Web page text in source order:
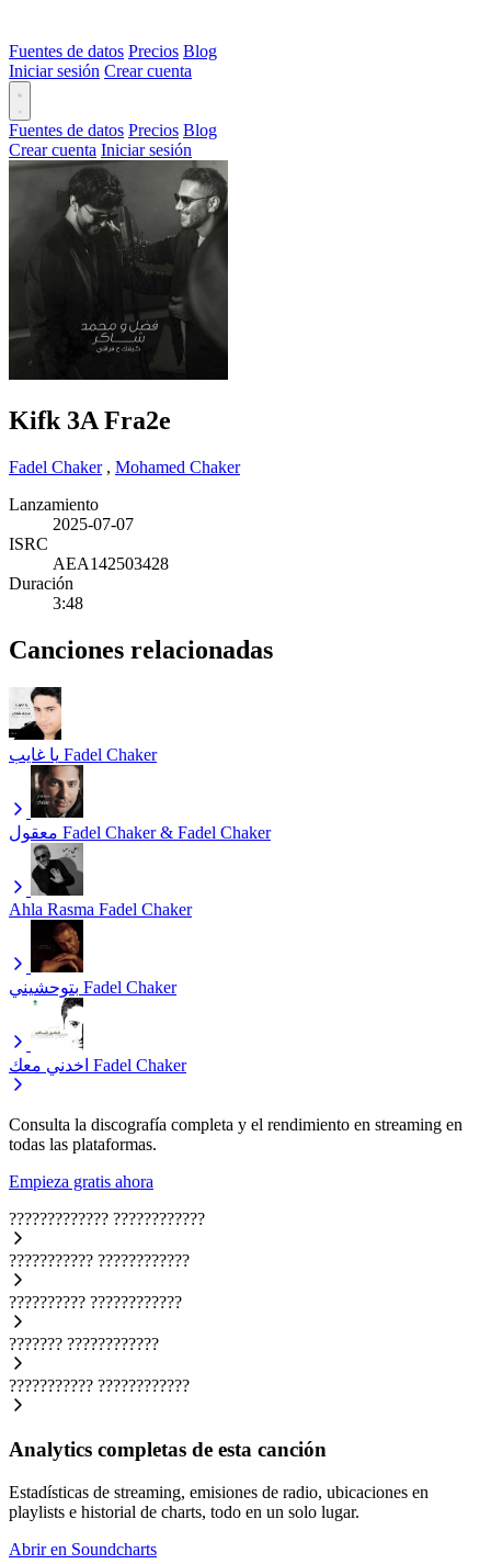
Fuentes de datos Precios Blog
Iniciar sesión Crear cuenta
Fuentes de datos Precios Blog
Crear cuenta Iniciar sesión
Kifk 3A Fra2e
Fadel Chaker, Mohamed Chaker
Lanzamiento
2025-07-07
ISRC
AEA142503428
Duración
3:48
Canciones relacionadas
يا غايب Fadel Chaker
معقول Fadel Chaker & Fadel Chaker
Ahla Rasma Fadel Chaker
بتوحشيني Fadel Chaker
اخدني معك Fadel Chaker
Consulta la discografía completa y el rendimiento en streaming en
todas las plataformas.
Empieza gratis ahora
????????????? ????????????
??????????? ????????????
?????????? ????????????
??????? ????????????
??????????? ????????????
Analytics completas de esta canción
Estadísticas de streaming, emisiones de radio, ubicaciones en
playlists e historial de charts, todo en un solo lugar.
Abrir en Soundcharts